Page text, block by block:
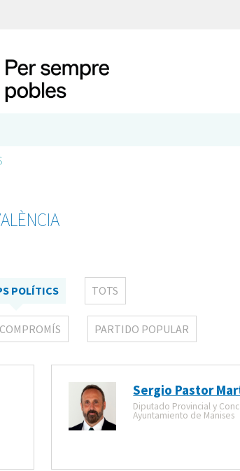
POLÍTICS TOTS
COMPROMÍS PARTIDO POPULAR
Sergio Pastor
Diputado Provincial y
Ayuntamiento de Manises